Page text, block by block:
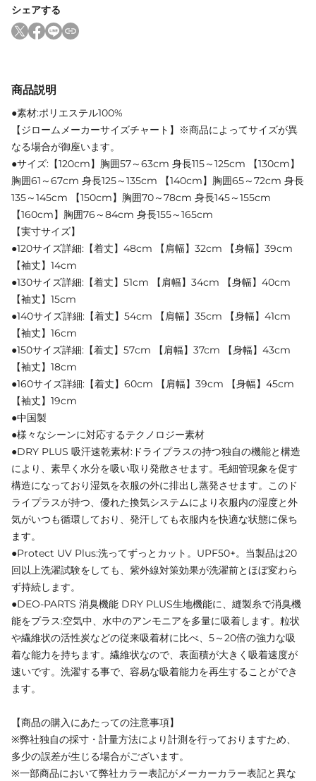
シェアする
商品説明
●素材:ポリエステル100%
【ジロームメーカーサイズチャート】※商品によってサイズが異
なる場合が御座います。
●サイズ:【120cm】胸囲57～63cm 身長115～125cm 【130cm】
胸囲61～67cm 身長125～135cm 【140cm】胸囲65～72cm 身長
135～145cm 【150cm】胸囲70～78cm 身長145～155cm
【160cm】胸囲76～84cm 身長155～165cm
【実寸サイズ】
●120サイズ詳細:【着丈】48cm 【肩幅】32cm 【身幅】39cm
【袖丈】14cm
●130サイズ詳細:【着丈】51cm 【肩幅】34cm 【身幅】40cm
【袖丈】15cm
●140サイズ詳細:【着丈】54cm 【肩幅】35cm 【身幅】41cm
【袖丈】16cm
●150サイズ詳細:【着丈】57cm 【肩幅】37cm 【身幅】43cm
【袖丈】18cm
●160サイズ詳細:【着丈】60cm 【肩幅】39cm 【身幅】45cm
【袖丈】19cm
●中国製
●様々なシーンに対応するテクノロジー素材
●DRY PLUS 吸汗速乾素材:ドライプラスの持つ独自の機能と構造
により、素早く水分を吸い取り発散させます。毛細管現象を促す
構造になっており湿気を衣服の外に排出し蒸発させます。このド
ライプラスが持つ、優れた換気システムにより衣服内の湿度と外
気がいつも循環しており、発汗しても衣服内を快適な状態に保ち
ます。
●Protect UV Plus:洗ってずっとカット。UPF50+。当製品は20
回以上洗濯試験をしても、紫外線対策効果が洗濯前とほぼ変わら
ず持続します。
●DEO-PARTS 消臭機能 DRY PLUS生地機能に、縫製糸で消臭機
能をプラス:空気中、水中のアンモニアを多量に吸着します。粒状
や繊維状の活性炭などの従来吸着材に比べ、5～20倍の強力な吸
着な能力を持ちます。繊維状なので、表面積が大きく吸着速度が
速いです。洗濯する事で、容易な吸着能力を再生することができ
ます。
【商品の購入にあたっての注意事項】
※弊社独自の採寸・計量方法により計測を行っておりますため、
多少の誤差が生じる場合がございます。
※一部商品において弊社カラー表記がメーカーカラー表記と異な